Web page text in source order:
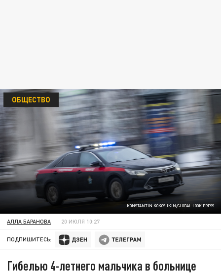
KONSTANTIN KOKOSHKIN/GLOBAL LOOK PRESS
ОБЩЕСТВО
АЛЛА БАРАНОВА 20 ИЮЛЯ 10:27
ПОДПИШИТЕСЬ:
Гибелью 4-летнего мальчика в больнице